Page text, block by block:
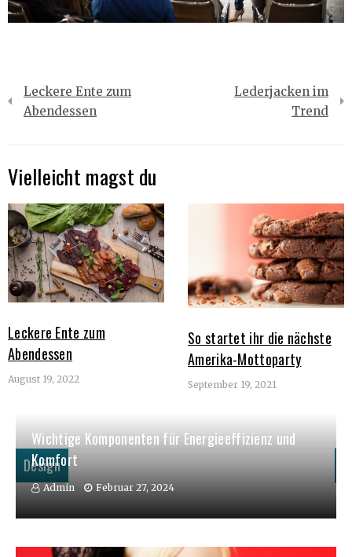
Beitragsnavigation
Leckere Ente zum
Abendessen
Lederjacken im
Trend
Vielleicht magst du
Leckere Ente zum
Abendessen
August 19, 2022
So startet ihr die nächste
Amerika-Mottoparty
September 19, 2021
Design
Wichtige Komponenten für Energieeffizienz und
Komfort
Admin Februar 27, 2024